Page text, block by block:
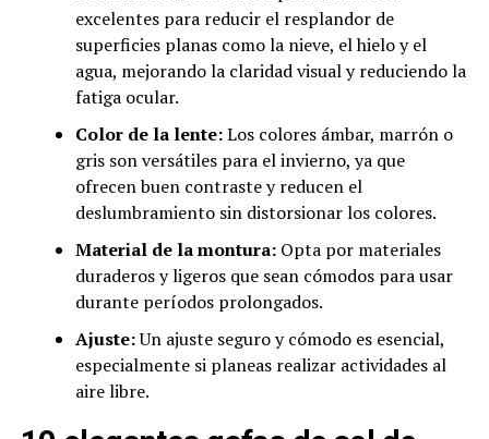
excelentes para reducir el resplandor de
superficies planas como la nieve, el hielo y el
agua, mejorando la claridad visual y reduciendo la
fatiga ocular.
Color de la lente:Los colores ámbar, marrón o
gris son versátiles para el invierno, ya que
ofrecen buen contraste y reducen el
deslumbramiento sin distorsionar los colores.
Material de la montura:Opta por materiales
duraderos y ligeros que sean cómodos para usar
durante períodos prolongados.
Ajuste:Un ajuste seguro y cómodo es esencial,
especialmente si planeas realizar actividades al
aire libre.